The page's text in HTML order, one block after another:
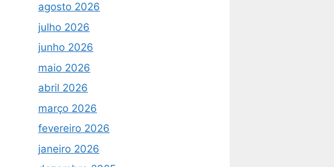
agosto 2026
julho 2026
junho 2026
maio 2026
abril 2026
março 2026
fevereiro 2026
janeiro 2026